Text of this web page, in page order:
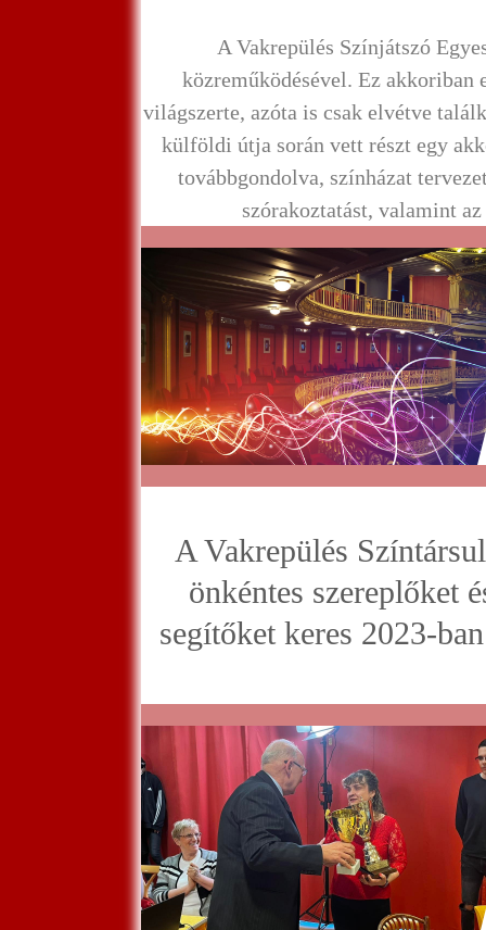
A Vakrepülés Színjátszó
közreműködésével. Ez akkoriban
világszerte, azóta is csak elvétve
külföldi útja során vett részt egy
továbbgondolva, színházat
szórakoztatást, valamint
A Vakrepülés
önkéntes szereplőket
segítőket keres 2023-